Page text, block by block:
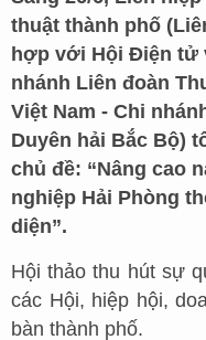
thuật thành phố
hợp với Hội Điện tử
nhánh Liên đoàn
Việt Nam - Chi
Duyên hải Bắc Bộ)
chủ đề: “Nâng cao
nghiệp Hải Phòng
diện”.
Hội thảo thu hút sự
các Hội, hiệp hội,
bàn thành phố.